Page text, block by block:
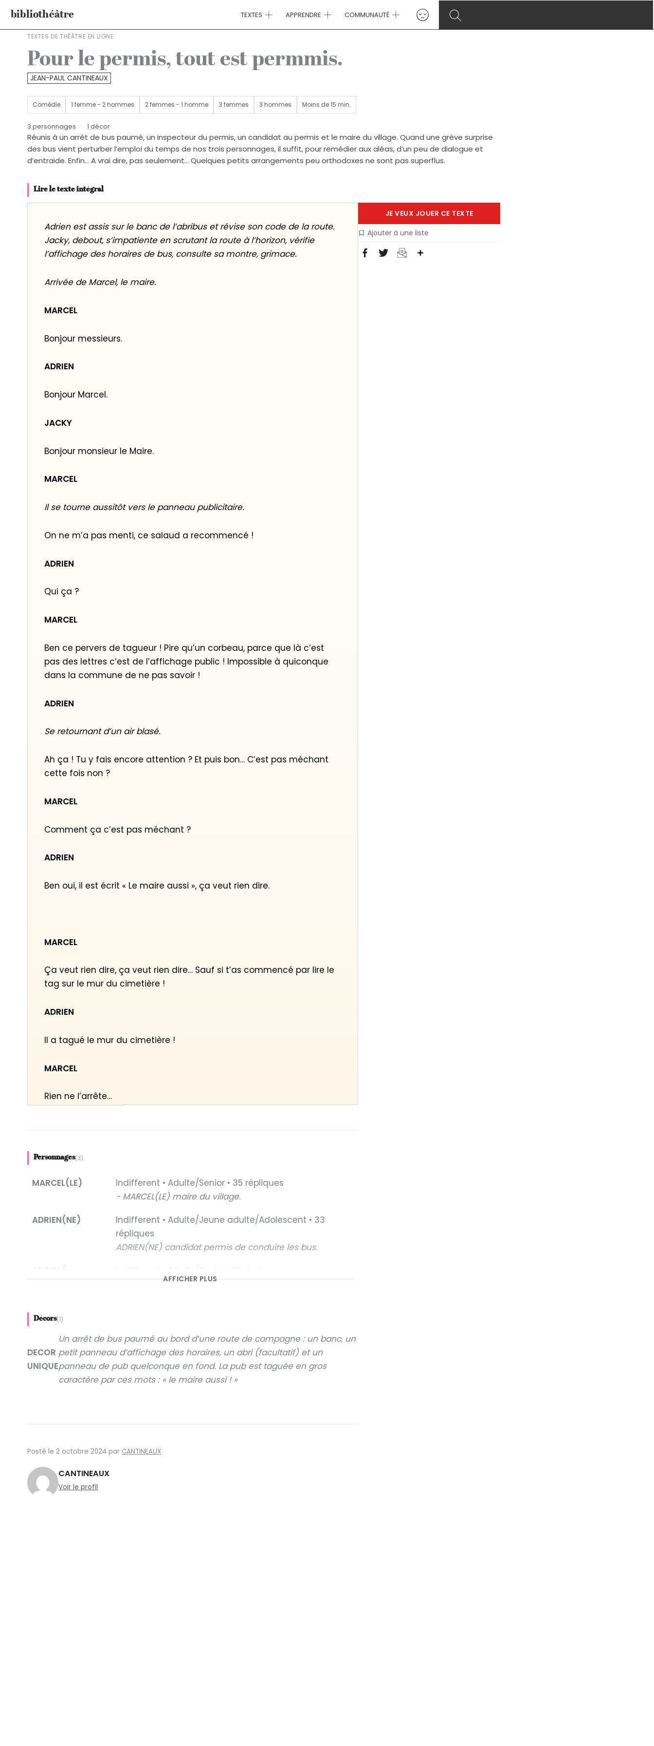
contenu
bibliothéâtre TEXTES APPRENDRE COMMUNAUTÉ
TEXTES DE THÉÂTRE EN LIGNE
Pour le permis, tout est permmis.
JEAN-PAUL CANTINEAUX
Comédie 1 femme - 2 hommes 2 femmes - 1 homme 3 femmes 3 hommes Moins de 15 min.
3 personnages · 1 décor
Réunis à un arrêt de bus paumé, un inspecteur du permis, un candidat au permis et le maire du village. Quand une grève surprise
des bus vient perturber l’emploi du temps de nos trois personnages, il suffit, pour remédier aux aléas, d’un peu de dialogue et
d’entraide. Enfin… A vrai dire, pas seulement… Quelques petits arrangements peu orthodoxes ne sont pas superflus.
Lire le texte intégral
Adrien est assis sur le banc de l’abribus et révise son code de la route.
Jacky, debout, s’impatiente en scrutant la route à l’horizon, vérifie
l’affichage des horaires de bus, consulte sa montre, grimace.
Arrivée de Marcel, le maire.
MARCEL
Bonjour messieurs.
ADRIEN
Bonjour Marcel.
JACKY
Bonjour monsieur le Maire.
MARCEL
Il se tourne aussitôt vers le panneau publicitaire.
On ne m’a pas menti, ce salaud a recommencé !
ADRIEN
Qui ça ?
MARCEL
Ben ce pervers de tagueur ! Pire qu’un corbeau, parce que là c’est
pas des lettres c’est de l’affichage public ! Impossible à quiconque
dans la commune de ne pas savoir !
ADRIEN
Se retournant d’un air blasé.
Ah ça ! Tu y fais encore attention ? Et puis bon… C’est pas méchant
cette fois non ?
MARCEL
Comment ça c’est pas méchant ?
ADRIEN
Ben oui, il est écrit « Le maire aussi », ça veut rien dire.
MARCEL
Ça veut rien dire, ça veut rien dire… Sauf si t’as commencé par lire le
tag sur le mur du cimetière !
ADRIEN
Il a tagué le mur du cimetière !
MARCEL
Rien ne l’arrête…
Un peu hésitant.
Et…...
Il vous reste 90% de ce texte à découvrir.
Personnages(3)
MARCEL(LE)
Indifferent • Adulte/Senior • 35 répliques
- MARCEL(LE) maire du village.
ADRIEN(NE)
Indifferent • Adulte/Jeune adulte/Adolescent • 33
répliques
ADRIEN(NE) candidat permis de conduire les bus.
JACKY (ou
Indifferent • Adulte/Senior • 19 répliques
- JACKY(IE) inspecteur du permis de transports en
AFFICHER PLUS
Décors(1)
DECOR
UNIQUE
Un arrêt de bus paumé au bord d’une route de campagne : un banc, un
petit panneau d’affichage des horaires, un abri (facultatif) et un
panneau de pub quelconque en fond. La pub est taguée en gros
caractère par ces mots : « le maire aussi ! »
Posté le 2 octobre 2024 par CANTINEAUX
CANTINEAUX
Voir le profil
JE VEUX JOUER CE TEXTE
Ajouter à une liste